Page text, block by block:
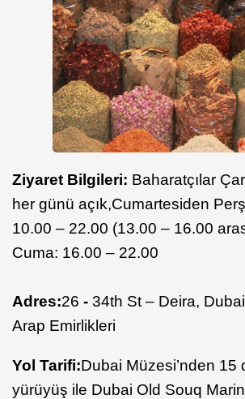
Ziyaret Bilgileri: Baharatçılar
her günü açık,Cumartesiden
10.00 – 22.00 (13.00 – 16.00
Cuma: 16.00 – 22.00
Adres:26 - 34th St – Deira,
Arap Emirlikleri
Yol Tarifi:Dubai Müzesi’nden 15
yürüyüş ile Dubai Old Souq